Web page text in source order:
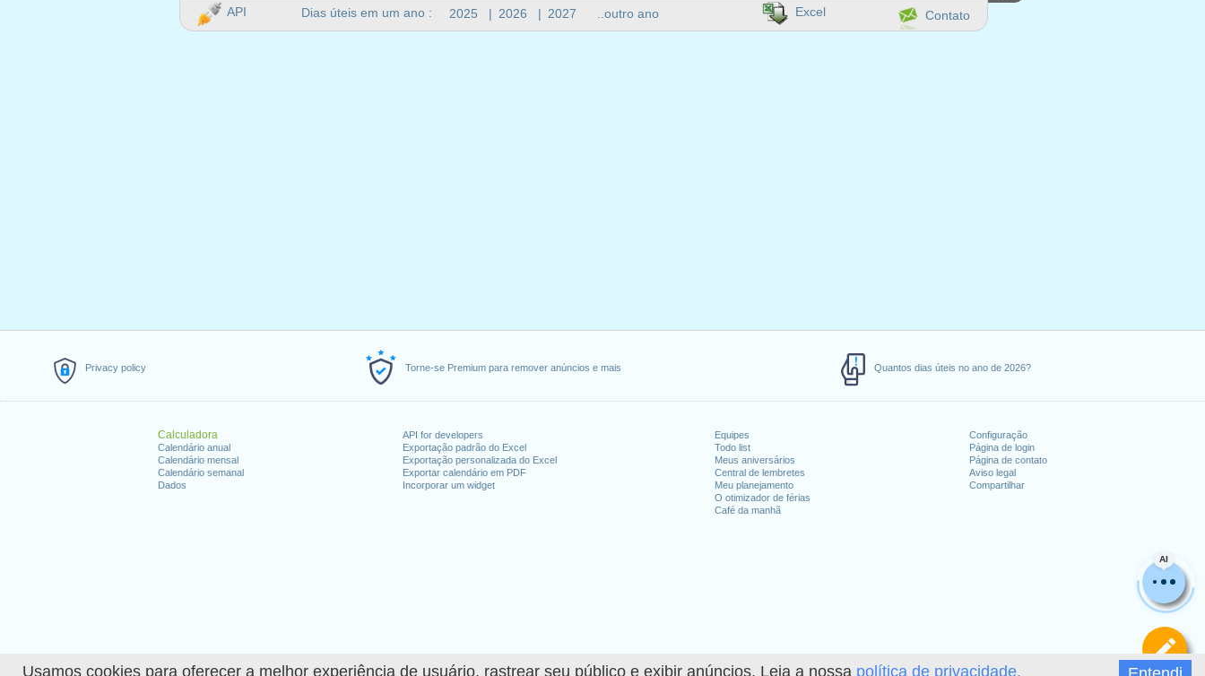
Usamos cookies para oferecer a melhor experiência de usuário, rastrear seu público e exibir anúncios. Leia a nossa política de privacidade.
Privacy policy Torne-se Premium para remover anúncios e mais Quantos dias úteis no ano de 2026?
Calculadora
Calendário anual
Calendário mensal
Calendário semanal
Dados
API for developers
Exportação padrão do Excel
Exportação personalizada do Excel
Exportar calendário em PDF
Incorporar um widget
Equipes
Todo list
Meus aniversários
Central de lembretes
Meu planejamento
O otimizador de férias
Café da manhã
Configuração
Página de login
Página de contato
Aviso legal
Compartilhar
AI
Dias úteis em um ano : 2025 | 2026 | 2027 ..outro ano
API Contato
Excel